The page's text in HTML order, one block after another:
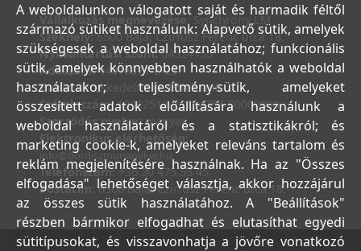
Vállalkozás megnevezése: Synchrony LM
Székhely:6500 Baja, Czirfusz Ferenc utca 18.
Nyilvántartási szám:04524155
Adószám:44018371-2-23
Bank:Kereskedelmi és Hitelbank
Számlaszám:10402513-25154254-00000000
Szerződés nyelve:magyar
Elektronikus elérhetőség:
info@bordiszmunagyker.hu
Telefonszám: +36 30 475 53 45
Postacím:6500 Baja, Czirfusz Ferenc utca 18.
A weboldalunkon válogatott saját és harmadik féltől
származó sütiket használunk: Alapvető sütik, amelyek
szükségesek a weboldal használatához; funkcionális
sütik, amelyek könnyebben használhatók a weboldal
használatakor; teljesítmény-sütik, amelyeket
összesített adatok előállítására használunk a
weboldal használatáról és a statisztikákról; és
marketing cookie-k, amelyeket releváns tartalom és
reklám megjelenítésére használnak. Ha az "Összes
elfogadása" lehetőséget választja, akkor hozzájárul
az összes sütik használatához. A "Beállítások"
részben bármikor elfogadhat és elutasíthat egyedi
sütitípusokat, és visszavonhatja a jövőre vonatkozó